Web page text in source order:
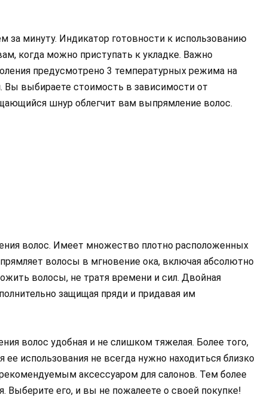
за минуту. Индикатор готовности к использованию
когда можно приступать к укладке. Важно
предусмотрено 3 температурных режима на
Вы выбираете стоимость в зависимости от
шнур облегчит вам выпрямление волос.
волос. Имеет множество плотно расположенных
волосы в мгновение ока, включая абсолютно
волосы, не тратя времени и сил. Двойная
защищая пряди и придавая им
волос удобная и не слишком тяжелая. Более того,
использования не всегда нужно находиться близко
аксессуаром для салонов. Тем более
Выберите его, и вы не пожалеете о своей покупке!